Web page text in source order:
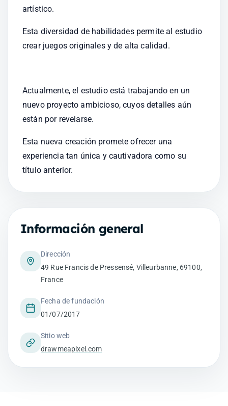
artístico.
Esta diversidad de habilidades permite al estudio
crear juegos originales y de alta calidad.
Actualmente, el estudio está trabajando en un
nuevo proyecto ambicioso, cuyos detalles aún
están por revelarse.
Esta nueva creación promete ofrecer una
experiencia tan única y cautivadora como su
título anterior.
Información general
Dirección
49 Rue Francis de Pressensé, Villeurbanne, 69100,
France
Fecha de fundación
01/07/2017
Sitio web
drawmeapixel.com